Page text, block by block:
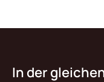
In der